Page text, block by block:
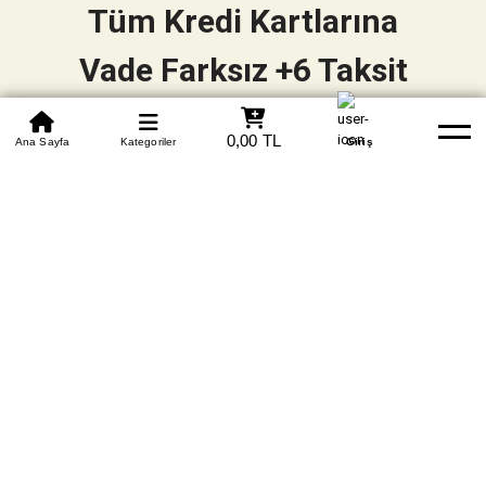
0850 305 09 70
Beden Tablosu Banka Hesapları Whatsapp Yardım
Ana Sayfa Kategoriler 0,00 TL Giriş
Tüm Kredi Kartlarına
Vade Farksız +6 Taksit